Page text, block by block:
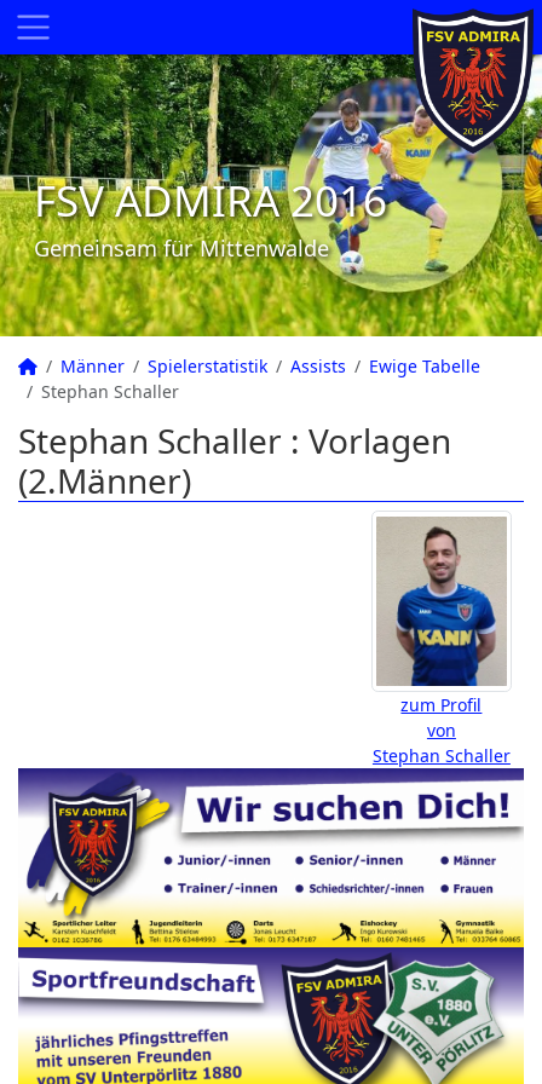
FSV ADMIRA 2016
Gemeinsam für Mittenwalde
Männer Spielerstatistik Assists
Ewige Tabelle
Stephan Schaller
Stephan Schaller : Vorlagen
(2.Männer)
zum Profil
von
Stephan Schaller